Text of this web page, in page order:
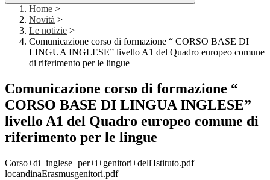
Home >
Novità >
Le notizie >
Comunicazione corso di formazione “ CORSO BASE DI
LINGUA INGLESE” livello A1 del Quadro europeo comune
di riferimento per le lingue
Comunicazione corso di formazione “
CORSO BASE DI LINGUA INGLESE”
livello A1 del Quadro europeo comune di
riferimento per le lingue
Corso+di+inglese+per+i+genitori+dell'Istituto.pdf
locandinaErasmusgenitori.pdf